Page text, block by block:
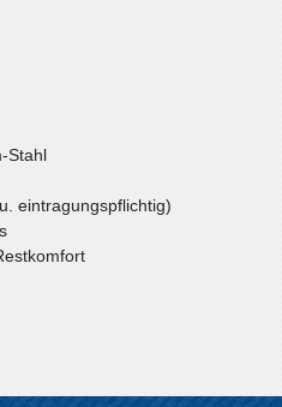
Stahl
eintragungspflichtig)